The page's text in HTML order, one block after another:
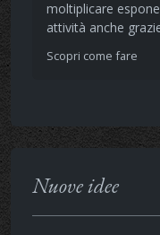
moltiplicare
attività anche
Scopri come fare
Nuove idee